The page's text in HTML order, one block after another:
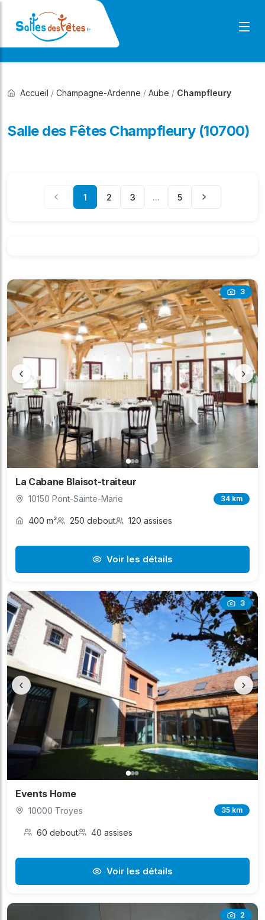
Accueil / Champagne-Ardenne / Aube / Champfleury
Salle des Fêtes Champfleury (10700)
1 2 3 ... 5
3
‹ ›
La Cabane Blaisot-traiteur
10150 Pont-Sainte-Marie 34 km
400 m² 250 debout 120 assises
Voir les détails
3
‹ ›
Events Home
10000 Troyes 35 km
60 debout 40 assises
Voir les détails
2